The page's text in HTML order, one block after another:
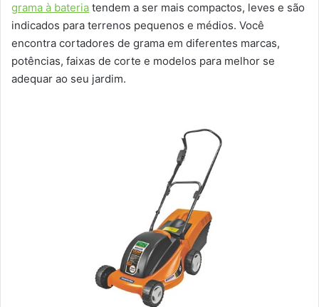
grama à bateria tendem a ser mais compactos, leves e são
indicados para terrenos pequenos e médios. Você
encontra cortadores de grama em diferentes marcas,
potências, faixas de corte e modelos para melhor se
adequar ao seu jardim.